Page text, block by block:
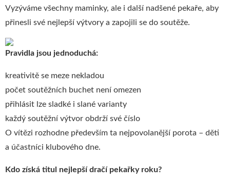
Vyzýváme všechny maminky, ale i další nadšené pekaře, aby
přinesli své nejlepší výtvory a zapojili se do soutěže.
Pravidla jsou jednoduchá:
kreativitě se meze nekladou
počet soutěžních buchet není omezen
přihlásit lze sladké i slané varianty
každý soutěžní výtvor obdrží své číslo
O vítězi rozhodne především ta nejpovolanější porota – děti
a účastníci klubového dne.
Kdo získá titul nejlepší dračí pekařky roku?